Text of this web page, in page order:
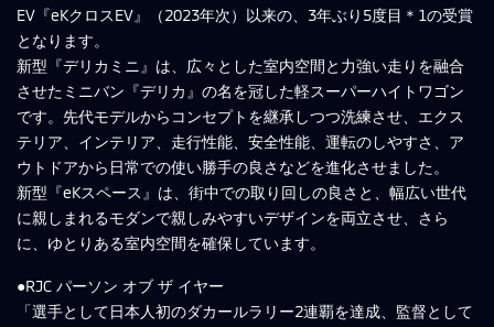
EV『eKクロスEV』（2023年次）以来の、3年ぶり5度目＊1の受賞
となります。
新型『デリカミニ』は、広々とした室内空間と力強い走りを融合
させたミニバン『デリカ』の名を冠した軽スーパーハイトワゴン
です。先代モデルからコンセプトを継承しつつ洗練させ、エクス
テリア、インテリア、走行性能、安全性能、運転のしやすさ、ア
ウトドアから日常での使い勝手の良さなどを進化させました。
新型『eKスペース』は、街中での取り回しの良さと、幅広い世代
に親しまれるモダンで親しみやすいデザインを両立させ、さら
に、ゆとりある室内空間を確保しています。
●RJC パーソン オブ ザ イヤー
「選手として日本人初のダカールラリー2連覇を達成、監督として